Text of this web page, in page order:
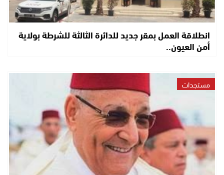
انطلاقة العمل بمقر جديد للدائرة الثالثة للشرطة بولاية
أمن العيون..
مستجدات